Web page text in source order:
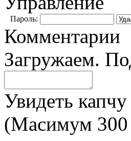
Пароль:
Комментарии
Загружаем.
Увидеть
(Масимум 300